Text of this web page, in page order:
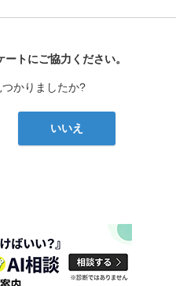
トにご協力ください。
かりましたか?
いいえ